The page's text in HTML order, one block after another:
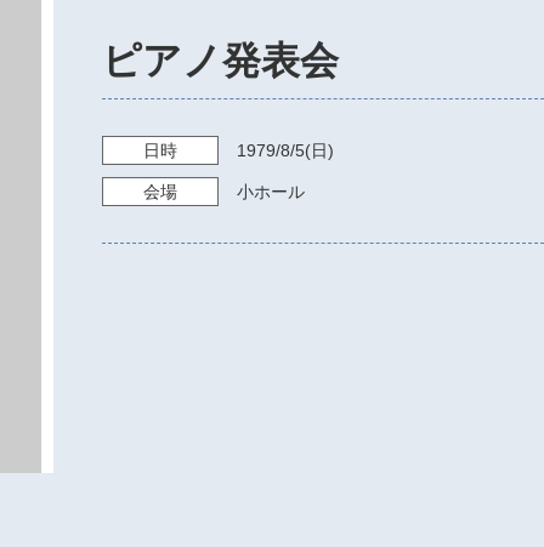
ピアノ発表会
日時 1979/8/5(日)
会場 小ホール